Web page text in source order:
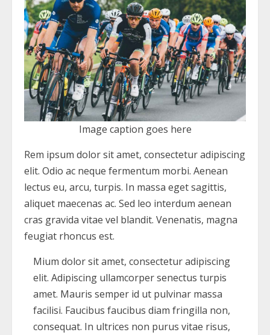
Image caption goes here
Rem ipsum dolor sit amet, consectetur adipiscing
elit. Odio ac neque fermentum morbi. Aenean
lectus eu, arcu, turpis. In massa eget sagittis,
aliquet maecenas ac. Sed leo interdum aenean
cras gravida vitae vel blandit. Venenatis, magna
feugiat rhoncus est.
Mium dolor sit amet, consectetur adipiscing
elit. Adipiscing ullamcorper senectus turpis
amet. Mauris semper id ut pulvinar massa
facilisi. Faucibus faucibus diam fringilla non,
consequat. In ultrices non purus vitae risus,